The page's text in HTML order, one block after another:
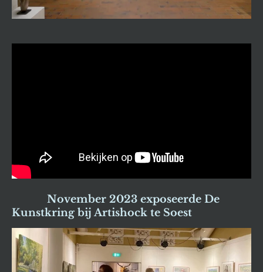
November 2023 exposeerde De
Kunstkring bij Artishock te Soest